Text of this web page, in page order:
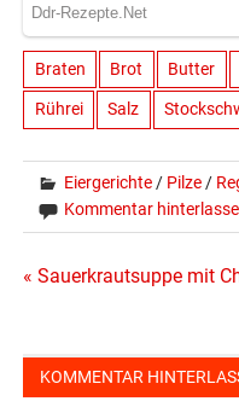
Braten Brot Butter
Rührei Salz
Eiergerichte / Pilze /
Kommentar
« Sauerkrautsuppe mit
KOMMENTAR